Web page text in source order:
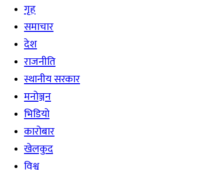
गृह
समाचार
देश
राजनीति
स्थानीय सरकार
मनोञ्जन
भिडियो
कारोबार
खेलकुद
विश्व